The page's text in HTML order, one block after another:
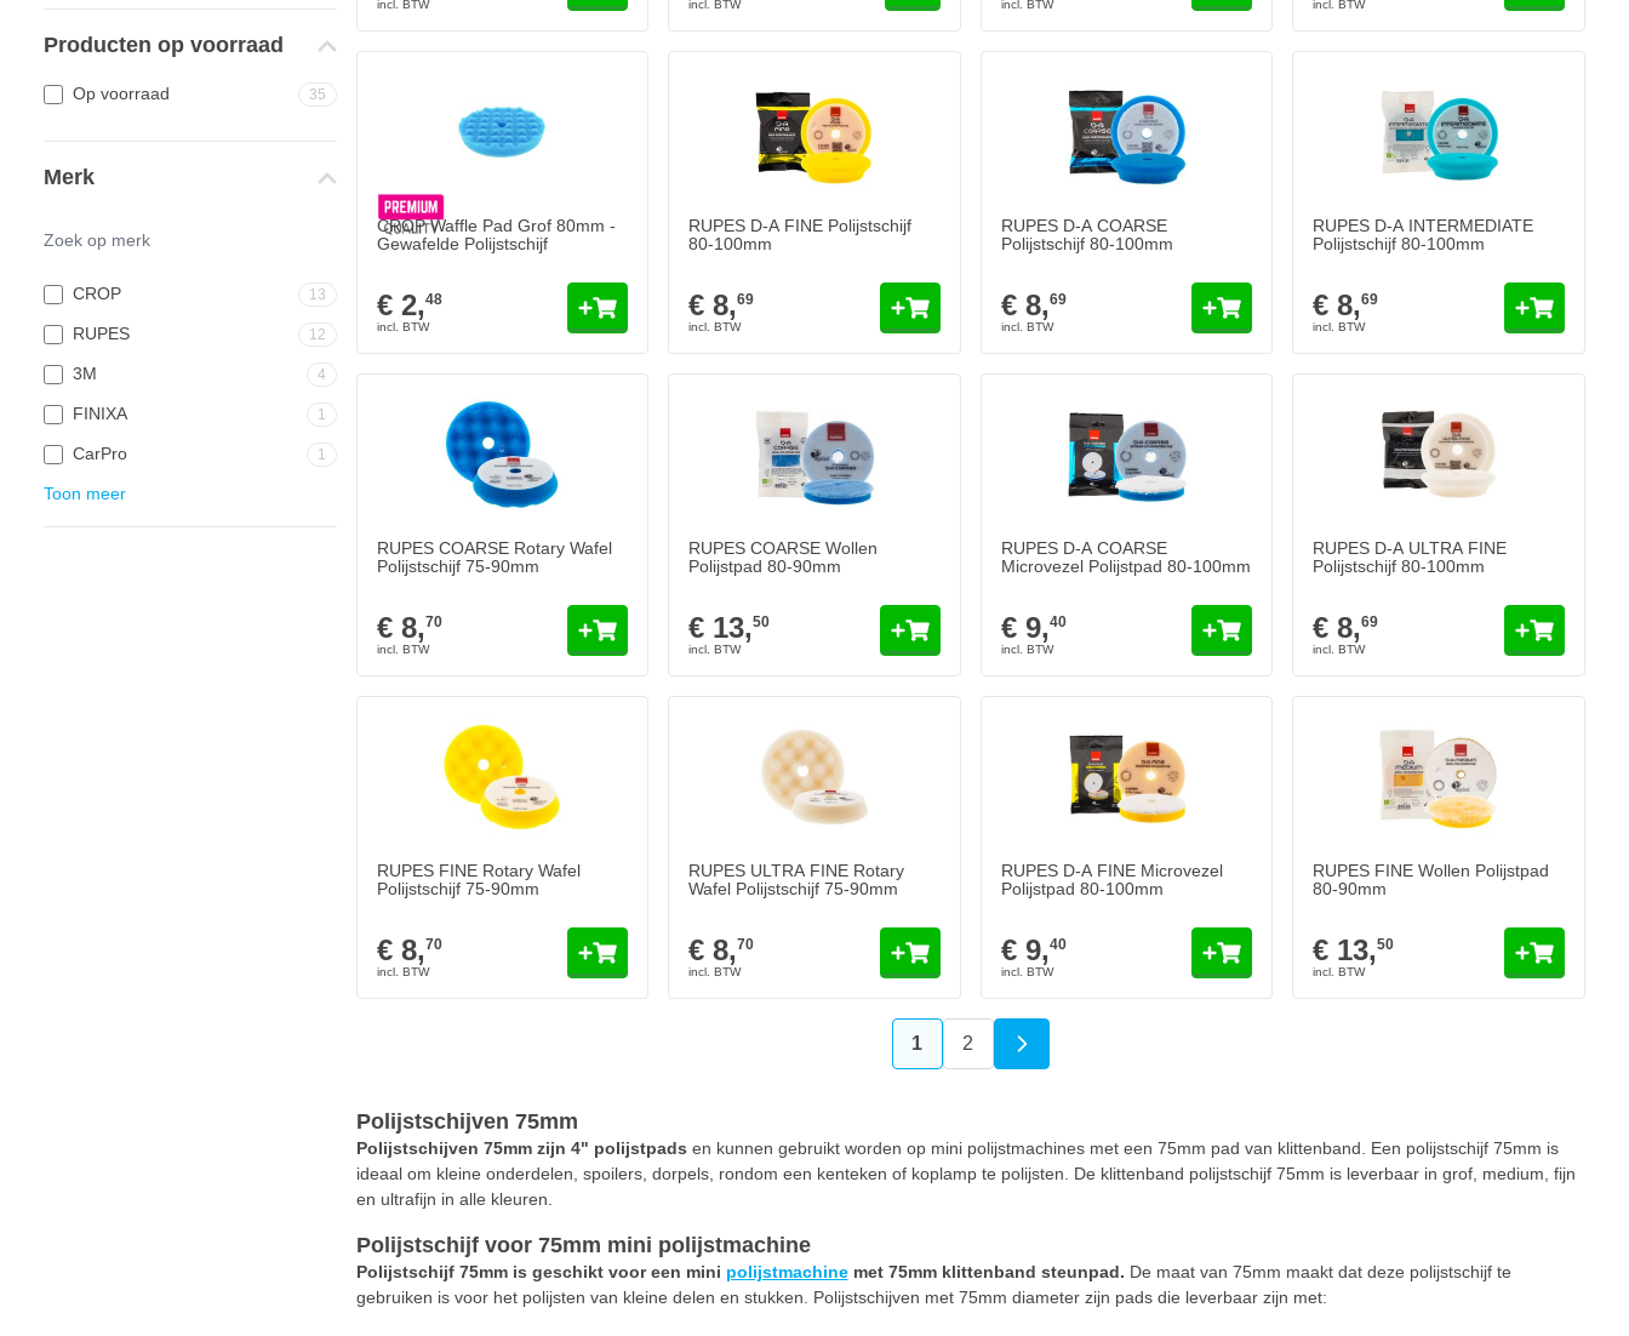
Producten op voorraad
Op voorraad 35
Merk
CROP 13
RUPES 12
3M 4
FINIXA 1
CarPro 1
Toon meer
CROP Waffle Pad Grof 80mm -
Gewafelde Polijstschijf
€ 2,48
RUPES D-A FINE Polijstschijf
80-100mm
€ 8,69
RUPES D-A COARSE
Polijstschijf 80-100mm
€ 8,69
RUPES D-A INTERMEDIATE
Polijstschijf 80-100mm
€ 8,69
RUPES COARSE Rotary Wafel
Polijstschijf 75-90mm
€ 8,70
RUPES COARSE Wollen
Polijstpad 80-90mm
€ 13,50
RUPES D-A COARSE
Microvezel Polijstpad 80-100mm
€ 9,40
RUPES D-A ULTRA FINE
Polijstschijf 80-100mm
€ 8,69
RUPES FINE Rotary Wafel
Polijstschijf 75-90mm
€ 8,70
RUPES ULTRA FINE Rotary
Wafel Polijstschijf 75-90mm
€ 8,70
RUPES D-A FINE Microvezel
Polijstpad 80-100mm
€ 9,40
RUPES FINE Wollen Polijstpad
80-90mm
€ 13,50
U lees momenteel pagina
1 Pagina
2
Polijstschijven 75mm
Polijstschijven 75mm zijn 4" polijstpads en kunnen gebruikt worden op mini polijstmachines met een 75mm pad van klittenband. Een polijstschijf 75mm is
ideaal om kleine onderdelen, spoilers, dorpels, rondom een kenteken of koplamp te polijsten. De klittenband polijstschijf 75mm is leverbaar in grof, medium, fijn
en ultrafijn in alle kleuren.
Polijstschijf voor 75mm mini polijstmachine
Polijstschijf 75mm is geschikt voor een mini polijstmachinemet 75mm klittenband steunpad. De maat van 75mm maakt dat deze polijstschijf te
gebruiken is voor het polijsten van kleine delen en stukken. Polijstschijven met 75mm diameter zijn pads die leverbaar zijn met: